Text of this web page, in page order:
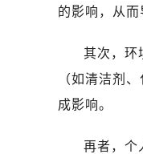
的影响，从而
其次，环
（如清洁剂
成影响。
再者，个